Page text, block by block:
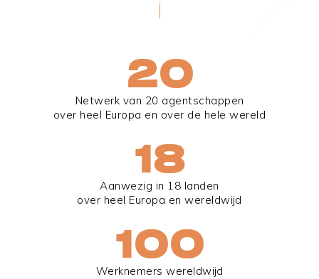
Netwerk van 20 agentschappen
over heel Europa en over de hele wereld
20
Aanwezig in 18 landen
over heel Europa en wereldwijd
18
Werknemers wereldwijd
100